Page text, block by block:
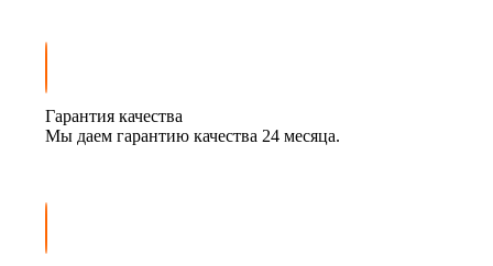
Гарантия качества
Мы даем гарантию качества 24 месяца.